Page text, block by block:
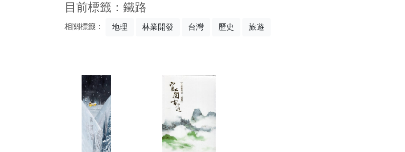
目前標籤：鐵路
相關標籤： 地理 林業開發 台灣 歷史 旅遊